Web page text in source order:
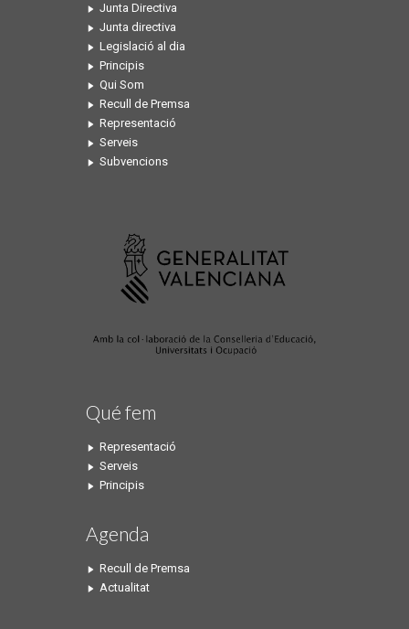
Junta Directiva
Junta directiva
Legislació al dia
Principis
Qui Som
Recull de Premsa
Representació
Serveis
Subvencions
Qué fem
Representació
Serveis
Principis
Agenda
Recull de Premsa
Actualitat